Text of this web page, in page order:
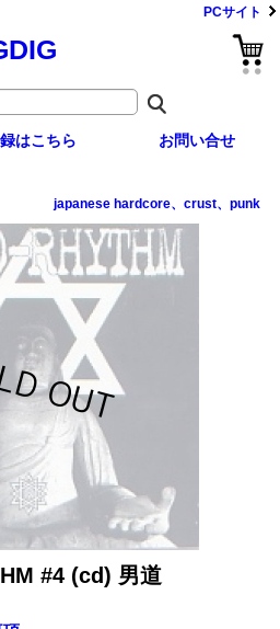
PCサイト
はこちら お問い合せ
japanese hardcore、crust、punk
#4 (cd) 男道